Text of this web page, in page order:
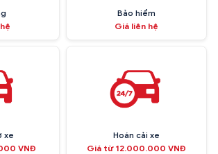
Bảo hiểm
Giá liên hệ
xe
VNĐ
Hoán cải xe
Giá từ 12.000.000 VNĐ